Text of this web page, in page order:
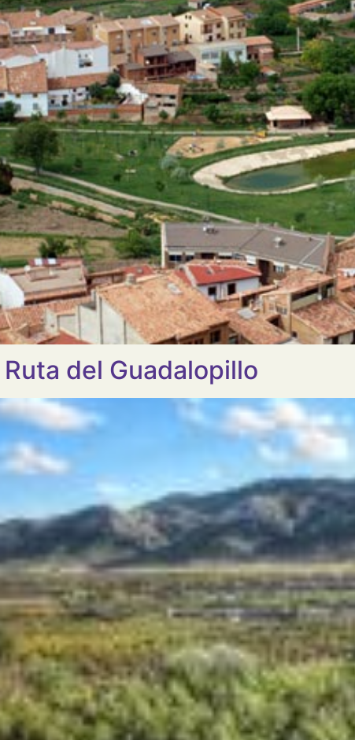
Ruta del Guadalopillo